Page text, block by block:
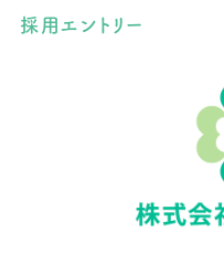
採用エントリー